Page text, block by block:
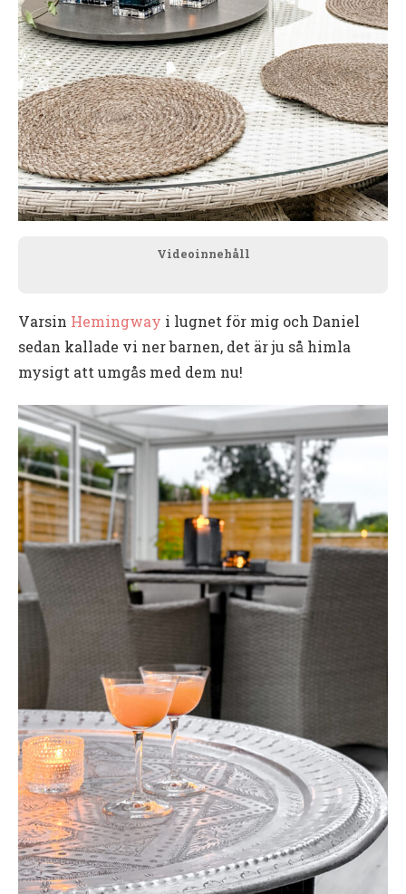
Videoinnehåll
Varsin Hemingway i lugnet för mig och Daniel
sedan kallade vi ner barnen, det är ju så himla
mysigt att umgås med dem nu!